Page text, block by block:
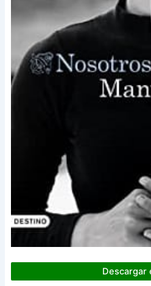
Descargar